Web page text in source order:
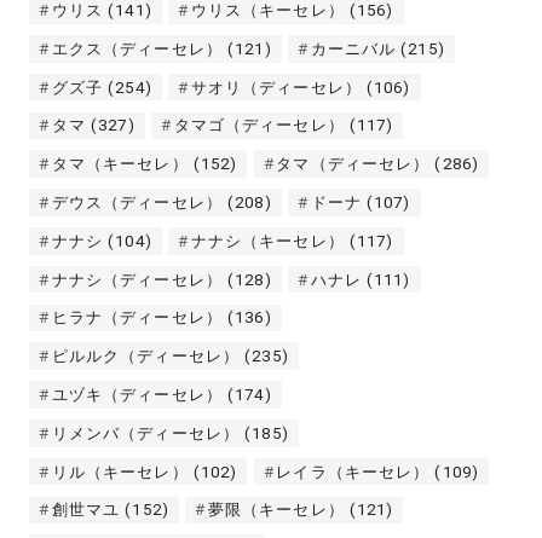
ウリス (141) ウリス（キーセレ） (156)
エクス（ディーセレ） (121) カーニバル (215)
グズ子 (254) サオリ（ディーセレ） (106)
タマ (327) タマゴ（ディーセレ） (117)
タマ（キーセレ） (152) タマ（ディーセレ） (286)
デウス（ディーセレ） (208) ドーナ (107)
ナナシ (104) ナナシ（キーセレ） (117)
ナナシ（ディーセレ） (128) ハナレ (111)
ヒラナ（ディーセレ） (136)
ピルルク（ディーセレ） (235)
ユヅキ（ディーセレ） (174)
リメンバ（ディーセレ） (185)
リル（キーセレ） (102) レイラ（キーセレ） (109)
創世マユ (152) 夢限（キーセレ） (121)